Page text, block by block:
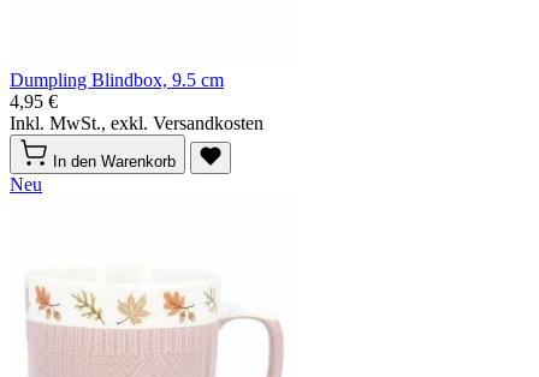
Dumpling Blindbox, 9.5 cm
4,95 €
Inkl. MwSt., exkl. Versandkosten
In den Warenkorb
Neu